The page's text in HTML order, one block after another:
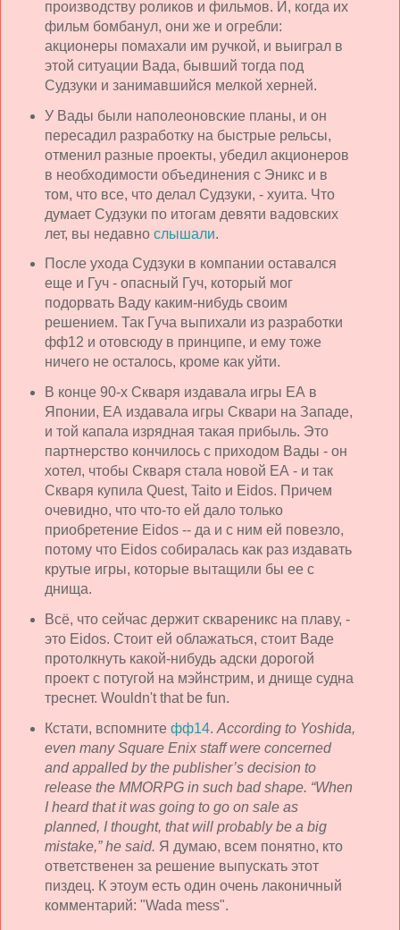
производству роликов и фильмов. И, когда их
фильм бомбанул, они же и огребли:
акционеры помахали им ручкой, и выиграл в
этой ситуации Вада, бывший тогда под
Судзуки и занимавшийся мелкой херней.
У Вады были наполеоновские планы, и он
пересадил разработку на быстрые рельсы,
отменил разные проекты, убедил акционеров
в необходимости объединения с Эникс и в
том, что все, что делал Судзуки, - хуита. Что
думает Судзуки по итогам девяти вадовских
лет, вы недавно слышали.
После ухода Судзуки в компании оставался
еще и Гуч - опасный Гуч, который мог
подорвать Ваду каким-нибудь своим
решением. Так Гуча выпихали из разработки
фф12 и отовсюду в принципе, и ему тоже
ничего не осталось, кроме как уйти.
В конце 90-х Скваря издавала игры ЕА в
Японии, ЕА издавала игры Сквари на Западе,
и той капала изрядная такая прибыль. Это
партнерство кончилось с приходом Вады - он
хотел, чтобы Скваря стала новой ЕА - и так
Скваря купила Quest, Taito и Eidos. Причем
очевидно, что что-то ей дало только
приобретение Eidos -- да и с ним ей повезло,
потому что Eidos собиралась как раз издавать
крутые игры, которые вытащили бы ее с
днища.
Всё, что сейчас держит сквареникс на плаву, -
это Eidos. Стоит ей облажаться, стоит Ваде
протолкнуть какой-нибудь адски дорогой
проект с потугой на мэйнстрим, и днище судна
треснет. Wouldn't that be fun.
Кстати, вспомните фф14. According to Yoshida,
even many Square Enix staff were concerned
and appalled by the publisher’s decision to
release the MMORPG in such bad shape. “When
I heard that it was going to go on sale as
planned, I thought, that will probably be a big
mistake,” he said. Я думаю, всем понятно, кто
ответственен за решение выпускать этот
пиздец. К этоум есть один очень лаконичный
комментарий: "Wada mess".